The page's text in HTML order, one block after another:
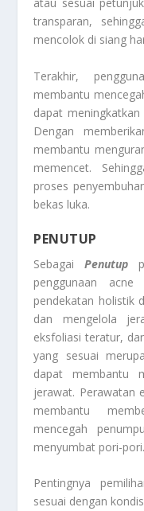
transparan,
mencolok di siang
Terakhir,
membantu
dapat
Dengan
membantu
memencet.
proses
bekas luka.
PENUTUP
SebagaiPenutup
penggunaan
pendekatan holistik
dan mengelola
eksfoliasi teratur,
yang sesuai
dapat membantu
jerawat. Perawatan
membantu
mencegah
menyumbat pori-pori.
Pentingnya
sesuai dengan